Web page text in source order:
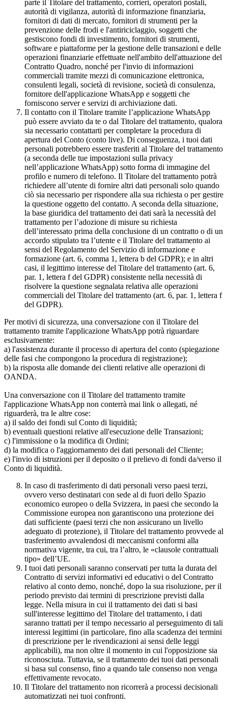
parte il Titolare del trattamento, corrieri, operatori postali,
autorità di vigilanza, autorità di informazione finanziaria,
fornitori di dati di mercato, fornitori di strumenti per la
prevenzione delle frodi e l'antiriciclaggio, soggetti che
gestiscono fondi di investimento, fornitori di strumenti,
software e piattaforme per la gestione delle transazioni e delle
operazioni finanziarie effettuate nell'ambito dell'attuazione del
Contratto Quadro, nonché per l'invio di informazioni
commerciali tramite mezzi di comunicazione elettronica,
consulenti legali, società di revisione, società di consulenza,
fornitore dell'applicazione WhatsApp e soggetti che
forniscono server e servizi di archiviazione dati.
Il contatto con il Titolare tramite l’applicazione WhatsApp
può essere avviato da te o dal Titolare del trattamento, qualora
sia necessario contattarti per completare la procedura di
apertura del Conto (conto live). Di conseguenza, i tuoi dati
personali potrebbero essere trasferiti al Titolare del trattamento
(a seconda delle tue impostazioni sulla privacy
nell’applicazione WhatsApp) sotto forma di immagine del
profilo e numero di telefono. Il Titolare del trattamento potrà
richiedere all’utente di fornire altri dati personali solo quando
ciò sia necessario per rispondere alla sua richiesta o per gestire
la questione oggetto del contatto. A seconda della situazione,
la base giuridica del trattamento dei dati sarà la necessità del
trattamento per l’adozione di misure su richiesta
dell’interessato prima della conclusione di un contratto o di un
accordo stipulato tra l’utente e il Titolare del trattamento ai
sensi del Regolamento del Servizio di informazione e
formazione (art. 6, comma 1, lettera b del GDPR); e in altri
casi, il legittimo interesse del Titolare del trattamento (art. 6,
par. 1, lettera f del GDPR) consistente nella necessità di
risolvere la questione segnalata relativa alle operazioni
commerciali del Titolare del trattamento (art. 6, par. 1, lettera f
del GDPR).
Per motivi di sicurezza, una conversazione con il Titolare del
trattamento tramite l'applicazione WhatsApp potrà riguardare
esclusivamente:
a) l'assistenza durante il processo di apertura del conto (spiegazione
delle fasi che compongono la procedura di registrazione);
b) la risposta alle domande dei clienti relative alle operazioni di
OANDA.
Una conversazione con il Titolare del trattamento tramite
l'applicazione WhatsApp non conterrà mai link o allegati, né
riguarderà, tra le altre cose:
a) il saldo dei fondi sul Conto di liquidità;
b) eventuali questioni relative all'esecuzione delle Transazioni;
c) l'immissione o la modifica di Ordini;
d) la modifica o l'aggiornamento dei dati personali del Cliente;
e) l'invio di istruzioni per il deposito o il prelievo di fondi da/verso il
Conto di liquidità.
In caso di trasferimento di dati personali verso paesi terzi,
ovvero verso destinatari con sede al di fuori dello Spazio
economico europeo o della Svizzera, in paesi che secondo la
Commissione europea non garantiscono una protezione dei
dati sufficiente (paesi terzi che non assicurano un livello
adeguato di protezione), il Titolare del trattamento provvede al
trasferimento avvalendosi di meccanismi conformi alla
normativa vigente, tra cui, tra l’altro, le «clausole contrattuali
tipo» dell’UE.
I tuoi dati personali saranno conservati per tutta la durata del
Contratto di servizi informativi ed educativi o del Contratto
relativo al conto demo, nonché, dopo la sua risoluzione, per il
periodo previsto dai termini di prescrizione previsti dalla
legge. Nella misura in cui il trattamento dei dati si basi
sull'interesse legittimo del Titolare del trattamento, i dati
saranno trattati per il tempo necessario al perseguimento di tali
interessi legittimi (in particolare, fino alla scadenza dei termini
di prescrizione per le rivendicazioni ai sensi delle leggi
applicabili), ma non oltre il momento in cui l'opposizione sia
riconosciuta. Tuttavia, se il trattamento dei tuoi dati personali
si basa sul consenso, fino a quando tale consenso non venga
effettivamente revocato.
Il Titolare del trattamento non ricorrerà a processi decisionali
automatizzati nei tuoi confronti.